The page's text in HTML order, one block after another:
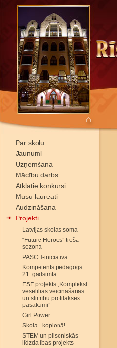
Par skolu
Jaunumi
Uzņemšana
Mācību darbs
Atklātie konkursi
Mūsu laureāti
Audzināšana
Projekti
Latvijas skolas soma
“Future Heroes” trešā
sezona
PASCH-iniciatīva
Kompetents pedagogs
21. gadsimtā
ESF projekts „Kompleksi
veselības veicināšanas
un slimību profilakses
pasākumi”
Girl Power
Skola - kopienā!
STEM un pilsoniskās
līdzdalības projekts